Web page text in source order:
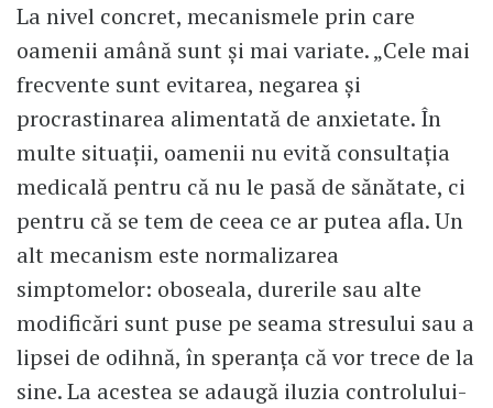
La nivel concret, mecanismele prin care
oamenii amână sunt și mai variate. „Cele mai
frecvente sunt evitarea, negarea și
procrastinarea alimentată de anxietate. În
multe situații, oamenii nu evită consultația
medicală pentru că nu le pasă de sănătate, ci
pentru că se tem de ceea ce ar putea afla. Un
alt mecanism este normalizarea
simptomelor: oboseala, durerile sau alte
modificări sunt puse pe seama stresului sau a
lipsei de odihnă, în speranța că vor trece de la
sine. La acestea se adaugă iluzia controlului-